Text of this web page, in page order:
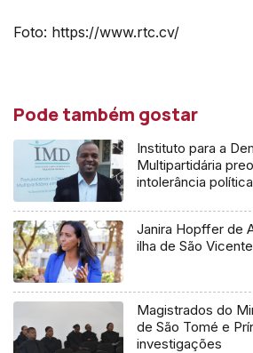
Foto: https://www.rtc.cv/
Pode também gostar
Instituto para a
Multipartidária
intolerância política
Janira Hopffer de
ilha de São Vicente
Magistrados do
de São Tomé e
investigações